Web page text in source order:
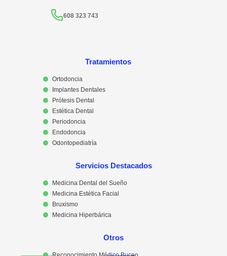
608 323 743
Tratamientos
Ortodoncia
Implantes Dentales
Prótesis Dental
Estética Dental
Periodoncia
Endodoncia
Odontopediatría
Servicios Destacados
Medicina Dental del Sueño
Medicina Estética Facial
Bruxismo
Medicina Hiperbárica
Otros